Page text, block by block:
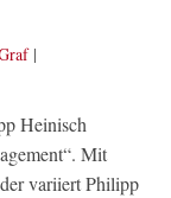
|
Heinisch
Mit
variiert Philipp